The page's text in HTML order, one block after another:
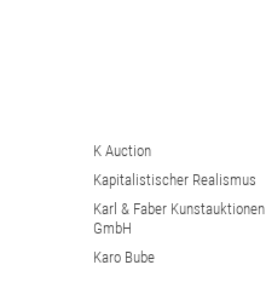
K Auction
Kapitalistischer Realismus
Karl & Faber Kunstauktionen
GmbH
Karo Bube